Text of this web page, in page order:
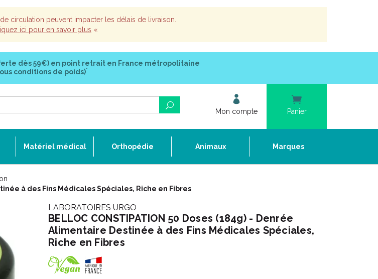
circulation peuvent impacter les délais de livraison.
ici pour en savoir plus «
dès 59€) en point retrait en France métropolitaine
conditions de poids)*
Mon compte Panier
Matériel médical Orthopédie Animaux Marques
à des Fins Médicales Spéciales, Riche en Fibres
LABORATOIRES URGO
BELLOC CONSTIPATION 50 Doses (184g) - Denrée
Alimentaire Destinée à des Fins Médicales Spéciales,
Riche en Fibres